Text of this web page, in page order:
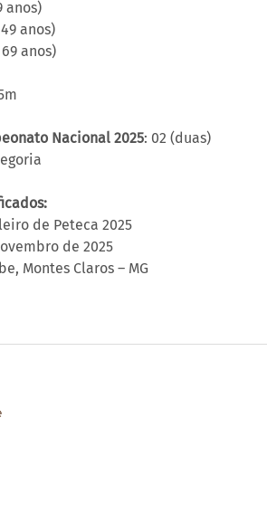
anos)
anos)
anos)
Nacional 2025: 02 (duas)
de Peteca 2025
de 2025
Montes Claros – MG